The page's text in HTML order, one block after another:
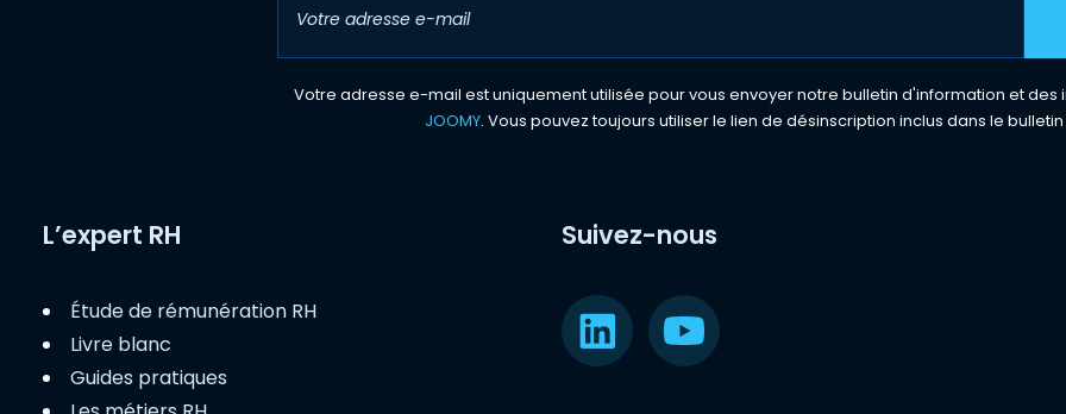
Votre adresse e-mail est uniquement utilisée pour vous envoyer notre bulletin d'information et
JOOMY. Vous pouvez toujours utiliser le lien de désinscription inclus dans le
L’expert RH
Étude de rémunération RH
Livre blanc
Guides pratiques
Suivez-nous